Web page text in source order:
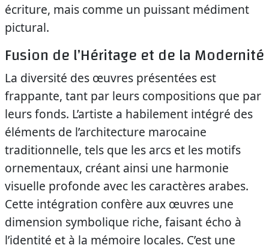
écriture, mais comme un puissant médiment
pictural.
Fusion de l’Héritage et de la Modernité
La diversité des œuvres présentées est
frappante, tant par leurs compositions que par
leurs fonds. L’artiste a habilement intégré des
éléments de l’architecture marocaine
traditionnelle, tels que les arcs et les motifs
ornementaux, créant ainsi une harmonie
visuelle profonde avec les caractères arabes.
Cette intégration confère aux œuvres une
dimension symbolique riche, faisant écho à
l’identité et à la mémoire locales. C’est une